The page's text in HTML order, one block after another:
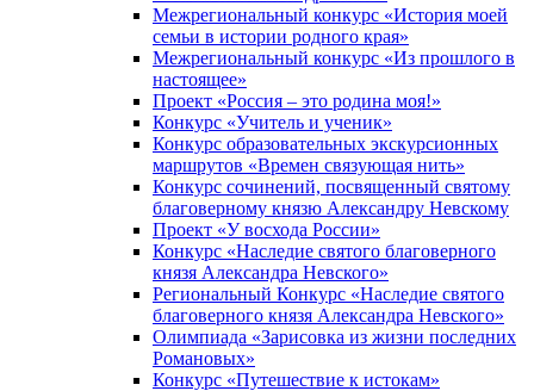
Межрегиональный конкурс «История моей
семьи в истории родного края»
Межрегиональный конкурс «Из прошлого в
настоящее»
Проект «Россия – это родина моя!»
Конкурс «Учитель и ученик»
Конкурс образовательных экскурсионных
маршрутов «Времен связующая нить»
Конкурс сочинений, посвященный святому
благоверному князю Александру Невскому
Проект «У восхода России»
Конкурс «Наследие святого благоверного
князя Александра Невского»
Региональный Конкурс «Наследие святого
благоверного князя Александра Невского»
Олимпиада «Зарисовка из жизни последних
Романовых»
Конкурс «Путешествие к истокам»